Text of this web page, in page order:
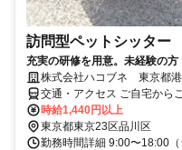
訪問型ペットシッター
充実の研修を用意。未経験の方
株式会社ハコブネ 東京都
交通・アクセス ご自宅から
程度の範囲が中心
時給1,440円以上
東京都東京23区品川区
勤務時間詳細 9:00〜18:00